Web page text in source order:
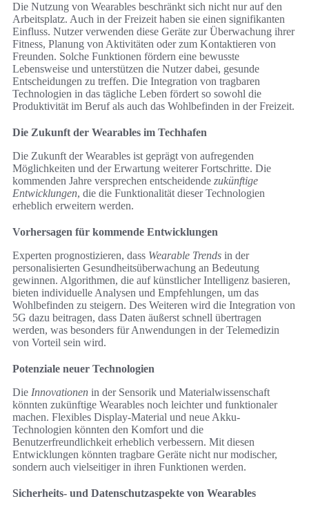
Die Nutzung von Wearables beschränkt sich nicht nur auf den
Arbeitsplatz. Auch in der Freizeit haben sie einen signifikanten
Einfluss. Nutzer verwenden diese Geräte zur Überwachung ihrer
Fitness, Planung von Aktivitäten oder zum Kontaktieren von
Freunden. Solche Funktionen fördern eine bewusste
Lebensweise und unterstützen die Nutzer dabei, gesunde
Entscheidungen zu treffen. Die Integration von tragbaren
Technologien in das tägliche Leben fördert so sowohl die
Produktivität im Beruf als auch das Wohlbefinden in der Freizeit.
Die Zukunft der Wearables im Techhafen
Die Zukunft der Wearables ist geprägt von aufregenden
Möglichkeiten und der Erwartung weiterer Fortschritte. Die
kommenden Jahre versprechen entscheidende zukünftige
Entwicklungen, die die Funktionalität dieser Technologien
erheblich erweitern werden.
Vorhersagen für kommende Entwicklungen
Experten prognostizieren, dass Wearable Trends in der
personalisierten Gesundheitsüberwachung an Bedeutung
gewinnen. Algorithmen, die auf künstlicher Intelligenz basieren,
bieten individuelle Analysen und Empfehlungen, um das
Wohlbefinden zu steigern. Des Weiteren wird die Integration von
5G dazu beitragen, dass Daten äußerst schnell übertragen
werden, was besonders für Anwendungen in der Telemedizin
von Vorteil sein wird.
Potenziale neuer Technologien
Die Innovationen in der Sensorik und Materialwissenschaft
könnten zukünftige Wearables noch leichter und funktionaler
machen. Flexibles Display-Material und neue Akku-
Technologien könnten den Komfort und die
Benutzerfreundlichkeit erheblich verbessern. Mit diesen
Entwicklungen könnten tragbare Geräte nicht nur modischer,
sondern auch vielseitiger in ihren Funktionen werden.
Sicherheits- und Datenschutzaspekte von Wearables